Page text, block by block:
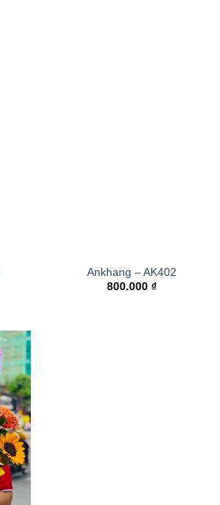
Ankhang – AK402
800.000 ₫